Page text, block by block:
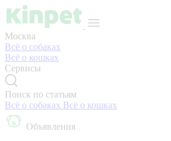
Москва
Всё о собаках
Всё о кошках
Сервисы
Поиск по статьям
Всё о собаках Всё о кошках
Объявления